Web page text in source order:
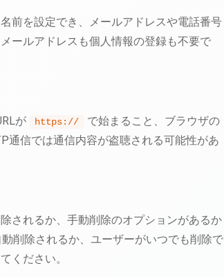
前を設定でき、メールアドレスや電話番号
ールアドレスも個人情報の登録も不要で
が https://
で始まること、ブラウザの
通信では通信内容が盗聴される可能性があ
されるか、手動削除のオプションがあるか
削除されるか、ユーザーがいつでも削除で
ください。